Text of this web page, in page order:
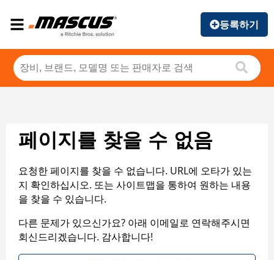
등록하기
페이지를 찾을 수 없음
요청한 페이지를 찾을 수 없습니다. URL에 오타가 있는
지 확인하십시오. 또는 사이트맵을 통하여 원하는 내용
을 찾을 수 있습니다.
다른 문제가 있으신가요? 아래 이메일로 연락해주시면
회신드리겠습니다. 감사합니다!